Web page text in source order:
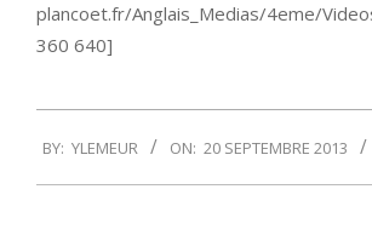
plancoet.fr/Anglais_Medias/4eme/
360 640]
09-
20
BY: YLEMEUR ON: 20 SEPTEMBRE 2013